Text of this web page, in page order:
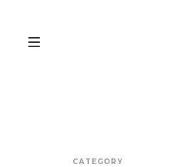
CATEGORY